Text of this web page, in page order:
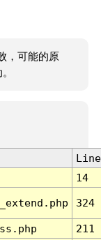
，可能的原
Line
14
324
211